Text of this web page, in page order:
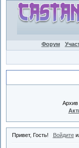
Форум
Архив
Привет, Гость! Войдите